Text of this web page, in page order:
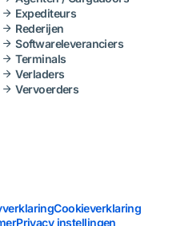
Expediteurs
Rederijen
Softwareleveranciers
Terminals
Verladers
Vervoerders
Cookieverklaring
Privacy instellingen